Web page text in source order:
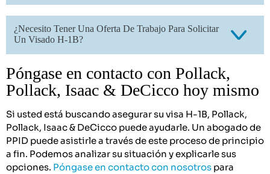
¿Necesito Tener Una Oferta De Trabajo Para Solicitar
Un Visado H-1B?
Póngase en contacto con Pollack,
Pollack, Isaac & DeCicco hoy mismo
Si usted está buscando asegurar su visa H-1B, Pollack,
Pollack, Isaac & DeCicco puede ayudarle. Un abogado de
PPID puede asistirle a través de este proceso de principio
a fin. Podemos analizar su situación y explicarle sus
opciones. Póngase en contacto con nosotros para